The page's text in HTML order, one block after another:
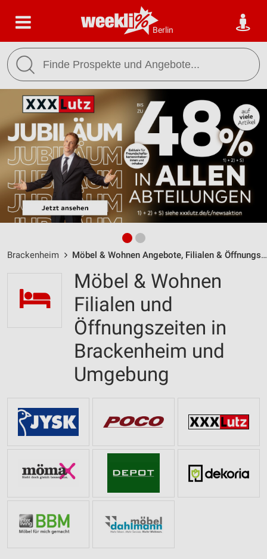
Berlin
Brackenheim Möbel & Wohnen Angebote, Filialen & Öffnungszeiten
Möbel & Wohnen
Filialen und
Öffnungszeiten in
Brackenheim und
Umgebung